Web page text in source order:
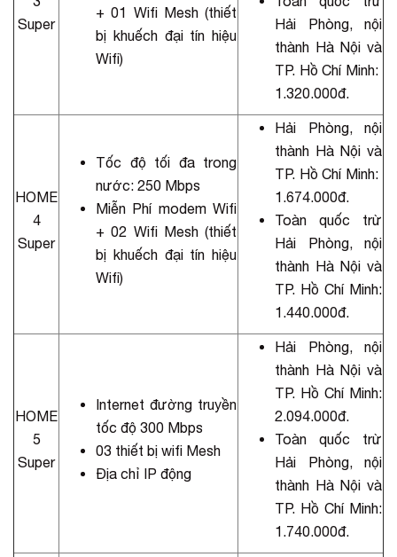
Super
+ 01 Wifi Mesh (thiết
bị khuếch đại tín hiệu
Wifi)
Hải Phòng, nội
thành Hà Nội và
TP. Hồ Chí Minh:
1.320.000đ.
HOME
4
Super
Tốc độ tối đa trong
nước: 250 Mbps
Miễn Phí modem Wifi
+ 02 Wifi Mesh (thiết
bị khuếch đại tín hiệu
Wifi)
Hải Phòng, nội
thành Hà Nội và
TP. Hồ Chí Minh:
1.674.000đ.
Toàn quốc trừ
Hải Phòng, nội
thành Hà Nội và
TP. Hồ Chí Minh:
1.440.000đ.
HOME
5
Super
Internet đường truyền
tốc độ 300 Mbps
03 thiết bị wifi Mesh
Địa chỉ IP động
Hải Phòng, nội
thành Hà Nội và
TP. Hồ Chí Minh:
2.094.000đ.
Toàn quốc trừ
Hải Phòng, nội
thành Hà Nội và
TP. Hồ Chí Minh:
1.740.000đ.